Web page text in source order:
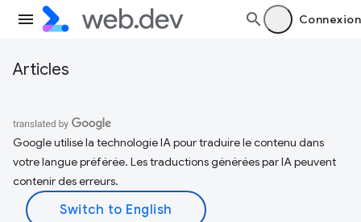
Connexion
Articles
Google utilise la technologie IA pour traduire le contenu dans
votre langue préférée. Les traductions générées par IA peuvent
contenir des erreurs.